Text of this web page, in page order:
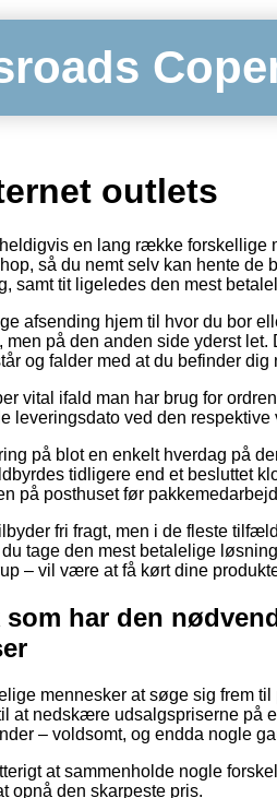
outlets
en lang række forskellige
så du nemt selv kan hente de
samt tit ligeledes den mest
afsending hjem til hvor du bor
på den anden side yderst
og falder med at du befinder
vital ifald man har brug for
leveringsdato ved den respektive
på blot en enkelt hverdag på
tidligere end et besluttet
på posthuset før
fri fragt, men i de fleste
tage den mest betalelige
– vil være at få kørt dine
har den
mennesker at søge sig frem
at nedskære udsalgspriserne på
– voldsomt, og endda nogle
at sammenholde nogle
opnå den skarpeste pris.